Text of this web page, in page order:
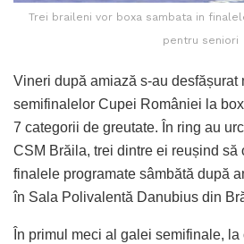
Trei braileni vor boxa sambata in
pentru seniori
Vineri după amiază s-au desfășurat
semifinalelor Cupei României la
7 categorii de greutate. În ring au
CSM Brăila, trei dintre ei reușind să
finalele programate sâmbătă după
în Sala Polivalentă Danubius din
În primul meci al galei semifinale,